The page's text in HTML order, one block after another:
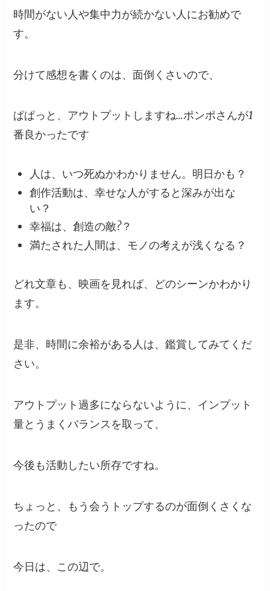
時間がない人や集中力が続かない人にお勧めで
す。
分けて感想を書くのは、面倒くさいので、
ぱぱっと、アウトプットしますね…ポンポさんが1
番良かったです
人は、いつ死ぬかわかりません。明日かも？
創作活動は、幸せな人がすると深みが出な
い？
幸福は、創造の敵?？
満たされた人間は、モノの考えが浅くなる？
どれ文章も、映画を見れば、どのシーンかわかり
ます。
是非、時間に余裕がある人は、鑑賞してみてくだ
さい。
アウトプット過多にならないように、インプット
量とうまくバランスを取って、
今後も活動したい所存ですね。
ちょっと、もう会うトップするのが面倒くさくな
ったので
今日は、この辺で。